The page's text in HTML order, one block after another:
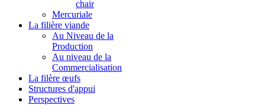
chair
Mercuriale
La filière viande
Au Niveau de la
Production
Au niveau de la
Commercialisation
La filère œufs
Structures d'appui
Perspectives